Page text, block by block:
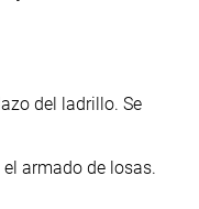
del ladrillo. Se
armado de losas.